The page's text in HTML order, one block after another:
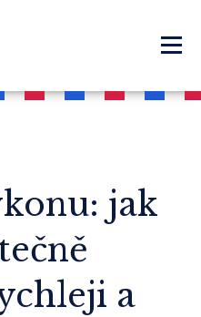
jak
a